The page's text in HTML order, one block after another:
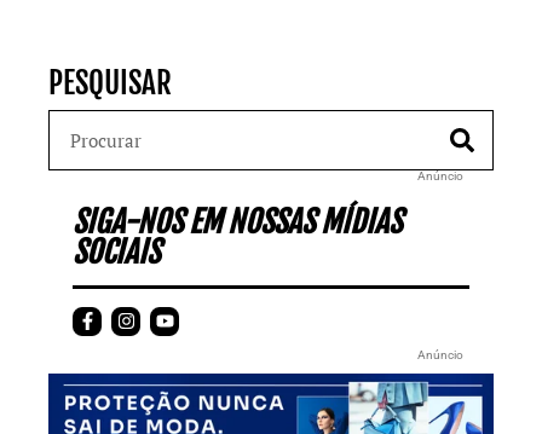
PESQUISAR
Anúncio
SIGA-NOS EM NOSSAS MÍDIAS
SOCIAIS
Anúncio